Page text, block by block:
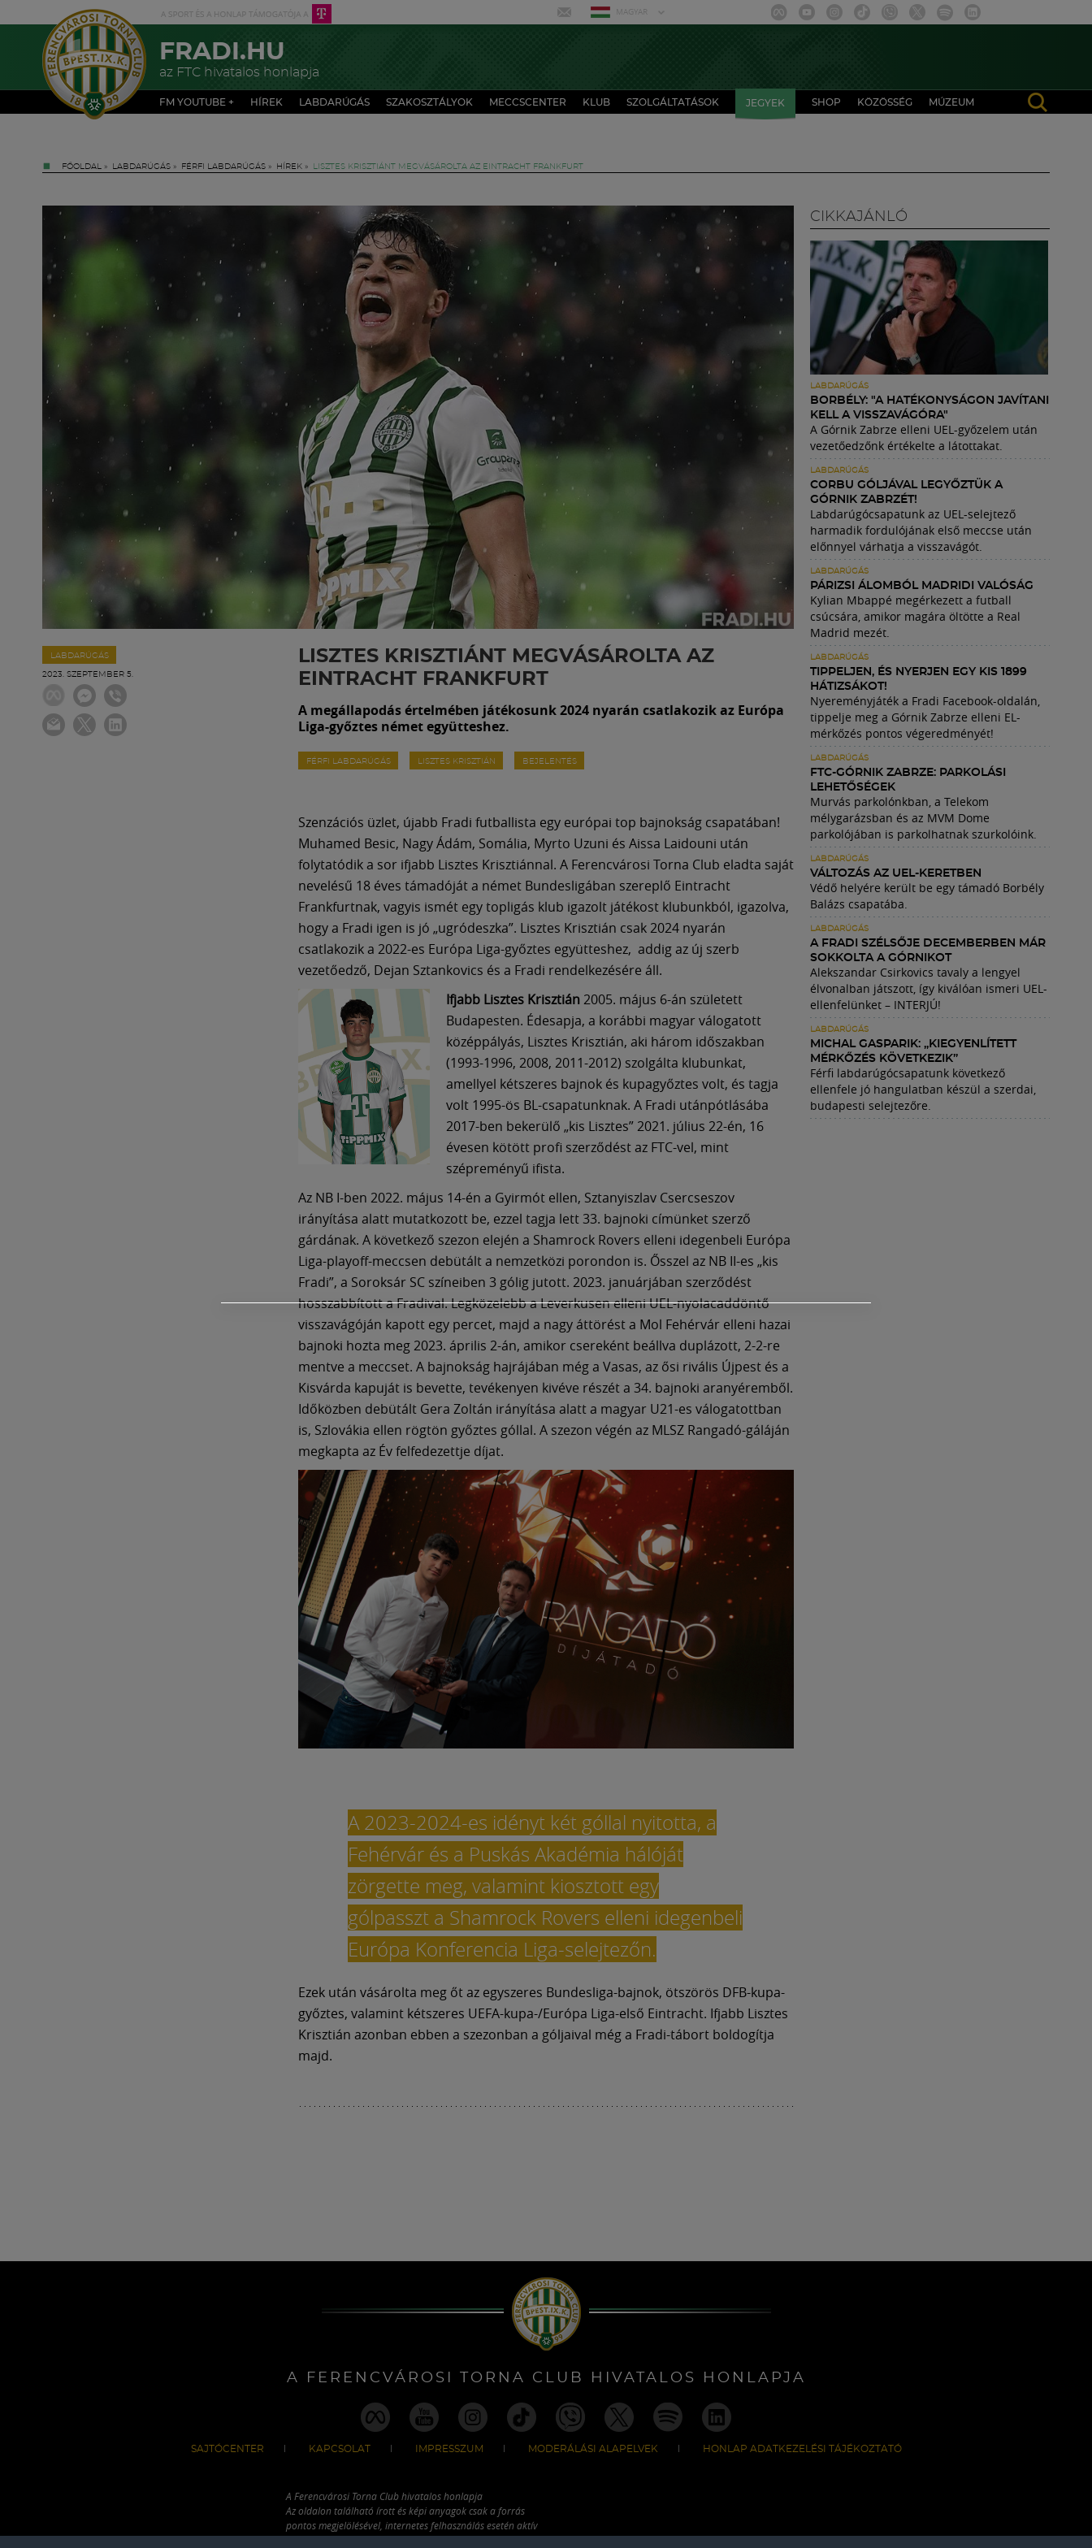
MAGYAR
FRADI.HU
az FTC hivatalos honlapja
FM YOUTUBE + HÍREK LABDARÚGÁS SZAKOSZTÁLYOK MECCSCENTER KLUB SZOLGÁLTATÁSOK JEGYEK SHOP KÖZÖSSÉG MÚZEUM
FŐOLDAL » LABDARÚGÁS » FÉRFI LABDARÚGÁS » HÍREK » LISZTES KRISZTIÁNT MEGVÁSÁROLTA AZ EINTRACHT FRANKFURT
LABDARÚGÁS
2023. SZEPTEMBER 5.
LISZTES KRISZTIÁNT MEGVÁSÁROLTA AZ
EINTRACHT FRANKFURT
A megállapodás értelmében játékosunk 2024 nyarán csatlakozik az Európa
Liga-győztes német együtteshez.
FÉRFI LABDARÚGÁS LISZTES KRISZTIÁN BEJELENTÉS
Szenzációs üzlet, újabb Fradi futballista egy európai top bajnokság csapatában!
Muhamed Besic, Nagy Ádám, Somália, Myrto Uzuni és Aissa Laidouni után
folytatódik a sor ifjabb Lisztes Krisztiánnal. A Ferencvárosi Torna Club eladta saját
nevelésű 18 éves támadóját a német Bundesligában szereplő Eintracht
Frankfurtnak, vagyis ismét egy topligás klub igazolt játékost klubunkból, igazolva,
hogy a Fradi igen is jó „ugródeszka”. Lisztes Krisztián csak 2024 nyarán
csatlakozik a 2022-es Európa Liga-győztes együtteshez, addig az új szerb
vezetőedző, Dejan Sztankovics és a Fradi rendelkezésére áll.
Ifjabb Lisztes Krisztián 2005. május 6-án született
Budapesten. Édesapja, a korábbi magyar válogatott
középpályás, Lisztes Krisztián, aki három időszakban
(1993-1996, 2008, 2011-2012) szolgálta klubunkat,
amellyel kétszeres bajnok és kupagyőztes volt, és tagja
volt 1995-ös BL-csapatunknak. A Fradi utánpótlásába
2017-ben bekerülő „kis Lisztes” 2021. július 22-én, 16
évesen kötött profi szerződést az FTC-vel, mint
szépreményű ifista.
Az NB I-ben 2022. május 14-én a Gyirmót ellen, Sztanyiszlav Csercseszov
irányítása alatt mutatkozott be, ezzel tagja lett 33. bajnoki címünket szerző
gárdának. A következő szezon elején a Shamrock Rovers elleni idegenbeli Európa
Liga-playoff-meccsen debütált a nemzetközi porondon is. Ősszel az NB II-es „kis
Fradi”, a Soroksár SC színeiben 3 gólig jutott. 2023. januárjában szerződést
hosszabbított a Fradival. Legközelebb a Leverkusen elleni UEL-nyolacaddöntő
visszavágóján kapott egy percet, majd a nagy áttörést a Mol Fehérvár elleni hazai
bajnoki hozta meg 2023. április 2-án, amikor csereként beállva duplázott, 2-2-re
mentve a meccset. A bajnokság hajrájában még a Vasas, az ősi rivális Újpest és a
Kisvárda kapuját is bevette, tevékenyen kivéve részét a 34. bajnoki aranyéremből.
Időközben debütált Gera Zoltán irányítása alatt a magyar U21-es válogatottban
is, Szlovákia ellen rögtön győztes góllal. A szezon végén az MLSZ Rangadó-gáláján
megkapta az Év felfedezettje díjat.
A 2023-2024-es idényt két góllal nyitotta, a
Fehérvár és a Puskás Akadémia hálóját
zörgette meg, valamint kiosztott egy
gólpasszt a Shamrock Rovers elleni idegenbeli
Európa Konferencia Liga-selejtezőn.
Ezek után vásárolta meg őt az egyszeres Bundesliga-bajnok, ötszörös DFB-kupa-
győztes, valamint kétszeres UEFA-kupa-/Európa Liga-első Eintracht. Ifjabb Lisztes
Krisztián azonban ebben a szezonban a góljaival még a Fradi-tábort boldogítja
majd.
CIKKAJÁNLÓ
LABDARÚGÁS
BORBÉLY: "A HATÉKONYSÁGON JAVÍTANI
KELL A VISSZAVÁGÓRA"
A Górnik Zabrze elleni UEL-győzelem után
vezetőedzőnk értékelte a látottakat.
LABDARÚGÁS
CORBU GÓLJÁVAL LEGYŐZTÜK A
GÓRNIK ZABRZÉT!
Labdarúgócsapatunk az UEL-selejtező
harmadik fordulójának első meccse után
előnnyel várhatja a visszavágót.
LABDARÚGÁS
PÁRIZSI ÁLOMBÓL MADRIDI VALÓSÁG
Kylian Mbappé megérkezett a futball
csúcsára, amikor magára öltötte a Real
Madrid mezét.
LABDARÚGÁS
TIPPELJEN, ÉS NYERJEN EGY KIS 1899
HÁTIZSÁKOT!
Nyereményjáték a Fradi Facebook-oldalán,
tippelje meg a Górnik Zabrze elleni EL-
mérkőzés pontos végeredményét!
LABDARÚGÁS
FTC-GÓRNIK ZABRZE: PARKOLÁSI
LEHETŐSÉGEK
Murvás parkolónkban, a Telekom
mélygarázsban és az MVM Dome
parkolójában is parkolhatnak szurkolóink.
LABDARÚGÁS
VÁLTOZÁS AZ UEL-KERETBEN
Védő helyére került be egy támadó Borbély
Balázs csapatába.
LABDARÚGÁS
A FRADI SZÉLSŐJE DECEMBERBEN MÁR
SOKKOLTA A GÓRNIKOT
Alekszandar Csirkovics tavaly a lengyel
élvonalban játszott, így kiválóan ismeri UEL-
ellenfelünket – INTERJÚ!
LABDARÚGÁS
MICHAL GASPARIK: „KIEGYENLÍTETT
MÉRKŐZÉS KÖVETKEZIK”
Férfi labdarúgócsapatunk következő
ellenfele jó hangulatban készül a szerdai,
budapesti selejtezőre.
A FERENCVÁROSI TORNA CLUB HIVATALOS HONLAPJA
SAJTÓCENTER KAPCSOLAT IMPRESSZUM MODERÁLÁSI ALAPELVEK HONLAP ADATKEZELÉSI TÁJÉKOZTATÓ
A Ferencvárosi Torna Club hivatalos honlapja
Az oldalon található írott és képi anyagok csak a forrás
pontos megjelölésével, internetes felhasználás esetén aktív
hivatkozással használhatóak fel.